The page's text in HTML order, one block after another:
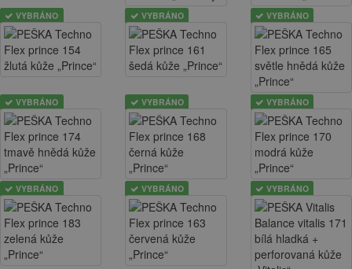
VYBRÁNO VYBRÁNO VYBRÁNO
VYBRÁNO VYBRÁNO VYBRÁNO
VYBRÁNO VYBRÁNO VYBRÁNO